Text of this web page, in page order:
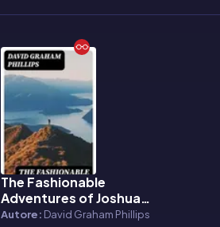
E-book
The Fashionable
Adventures of Joshua
Craig
Autore: David Graham Phillips